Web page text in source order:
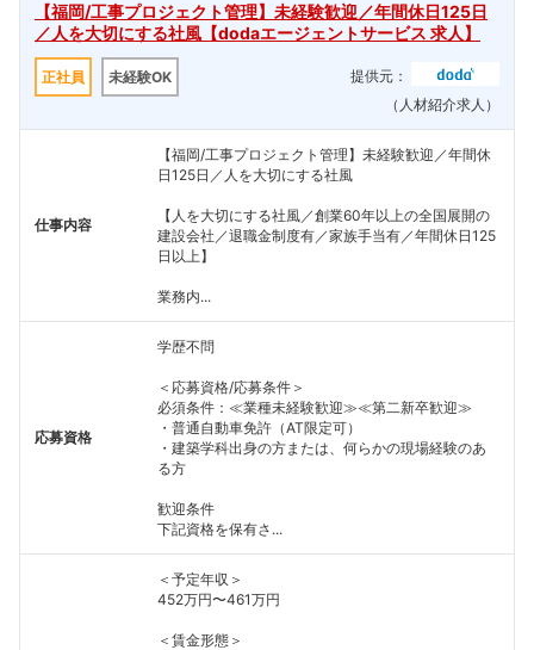
【福岡/工事プロジェクト管理】未経験歓迎／年間休日125日
／人を大切にする社風【dodaエージェントサービス 求人】
正社員 未経験OK
提供元：
（人材紹介求人）
仕事内容
【福岡/工事プロジェクト管理】未経験歓迎／年間休
日125日／人を大切にする社風
【人を大切にする社風／創業60年以上の全国展開の
建設会社／退職金制度有／家族手当有／年間休日125
日以上】
業務内...
応募資格
学歴不問
＜応募資格/応募条件＞
必須条件：≪業種未経験歓迎≫≪第二新卒歓迎≫
・普通自動車免許（AT限定可）
・建築学科出身の方または、何らかの現場経験のあ
る方
歓迎条件
下記資格を保有さ...
＜予定年収＞
452万円〜461万円
＜賃金形態＞